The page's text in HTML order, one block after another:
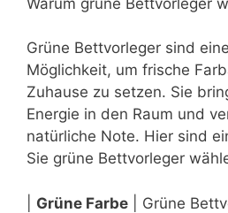
Grüne Bettvorleger sind
Möglichkeit, um frische
Zuhause zu setzen. Sie
Energie in den Raum und
natürliche Note. Hier sind
Sie grüne Bettvorleger
Grüne Farbe | Grüne